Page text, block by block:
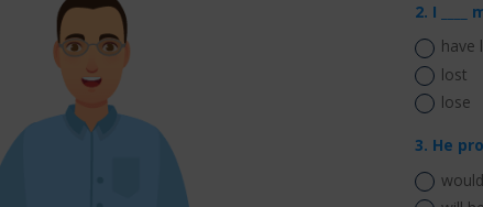
2. I
have
lost
lose
3. He